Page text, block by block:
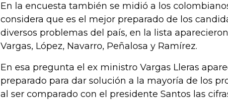
En la encuesta también se midió a los
considera que es el mejor preparado de los
diversos problemas del país, en la lista
Vargas, López, Navarro, Peñalosa y Ramírez.
En esa pregunta el ex ministro Vargas Lleras
preparado para dar solución a la mayoría de los
al ser comparado con el presidente Santos las